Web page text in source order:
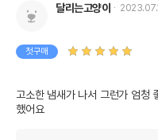
달리는고양이
첫구매
고소한 냄새가 나서 그런가 엄청
했어요